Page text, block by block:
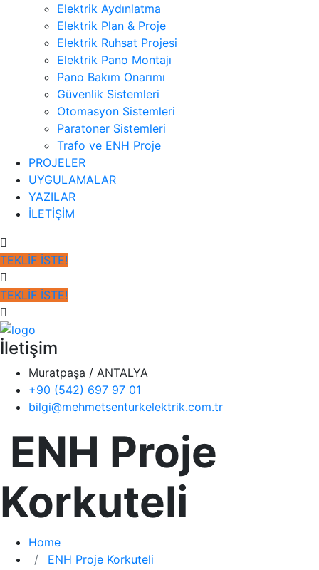
Elektrik Aydınlatma
Elektrik Plan & Proje
Elektrik Ruhsat Projesi
Elektrik Pano Montajı
Pano Bakım Onarımı
Güvenlik Sistemleri
Otomasyon Sistemleri
Paratoner Sistemleri
Trafo ve ENH Proje
PROJELER
UYGULAMALAR
YAZILAR
İLETİŞİM
TEKLİF İSTE!
TEKLİF İSTE!
İletişim
Muratpaşa / ANTALYA
+90 (542) 697 97 01
bilgi@mehmetsenturkelektrik.com.tr
ENH Proje
Korkuteli
Home
ENH Proje Korkuteli